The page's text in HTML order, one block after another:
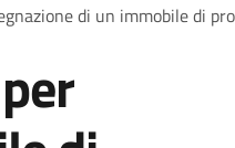
di un immobile di